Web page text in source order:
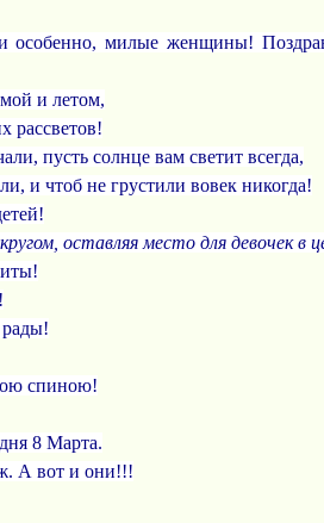
и особенно, милые женщины!
и летом,
рассветов!
пусть солнце вам светит всегда,
и чтоб не грустили вовек никогда!
оставляя место для девочек в
рады!
спиною!
8 Марта.
А вот и они!!!